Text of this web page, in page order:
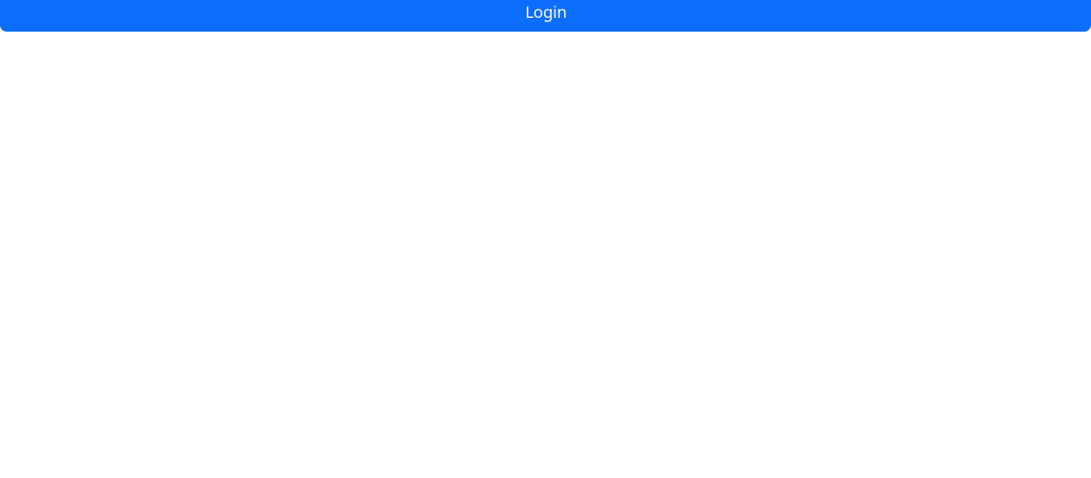
Login